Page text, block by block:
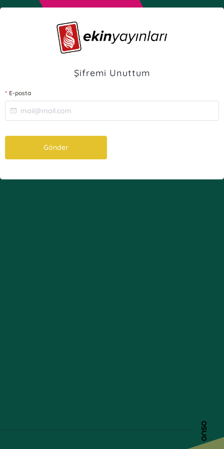
Şifremi Unuttum
E-posta
Gönder